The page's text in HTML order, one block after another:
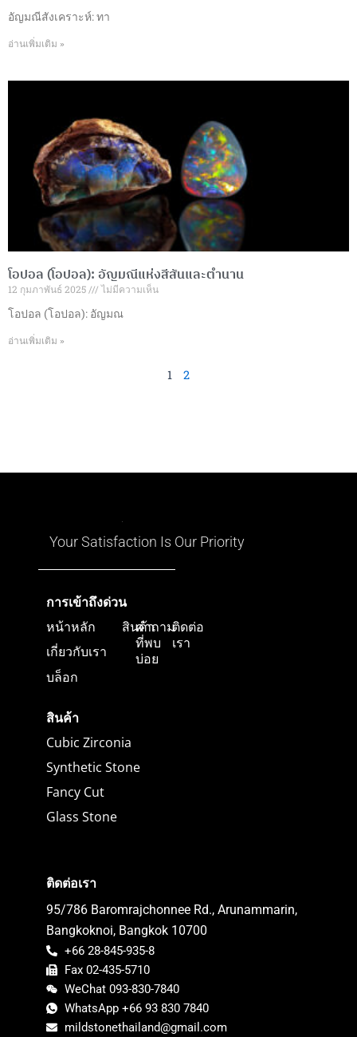
อัญมณีสังเคราะห์: ทา
อ่านเพิ่มเติม »
โอปอล (โอปอล): อัญมณีแห่งสีสันและตำนาน
12 กุมภาพันธ์ 2025
ไม่มีความเห็น
โอปอล (โอปอล): อัญมณ
อ่านเพิ่มเติม »
1 2
Your Satisfaction Is Our Priority
การเข้าถึงด่วน
หน้าหลัก
เกี่ยวกับเรา
บล็อก
สินค้า
คำถาม
ที่พบ
บ่อย
ติดต่อ
เรา
สินค้า
Cubic Zirconia
Synthetic Stone
Fancy Cut
Glass Stone
ติดต่อเรา
95/786 Baromrajchonnee Rd., Arunammarin,
Bangkoknoi, Bangkok 10700
+66 28-845-935-8
Fax 02-435-5710
WeChat 093-830-7840
WhatsApp +66 93 830 7840
mildstonethailand@gmail.com